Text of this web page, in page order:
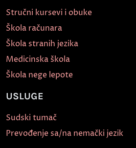
Stručni kursevi i obuke
Škola računara
Škola stranih jezika
Medicinska škola
Škola nege lepote
USLUGE
Sudski tumač
Prevođenje sa/na nemački jezik